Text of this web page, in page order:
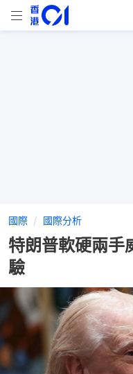
國際 國際分析
特朗普軟硬兩
驗